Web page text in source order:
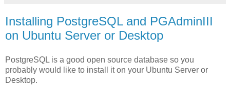
Installing PostgreSQL and PGAdminIII
on Ubuntu Server or Desktop
PostgreSQL is a good open source database so you
probably would like to install it on your Ubuntu Server or
Desktop.